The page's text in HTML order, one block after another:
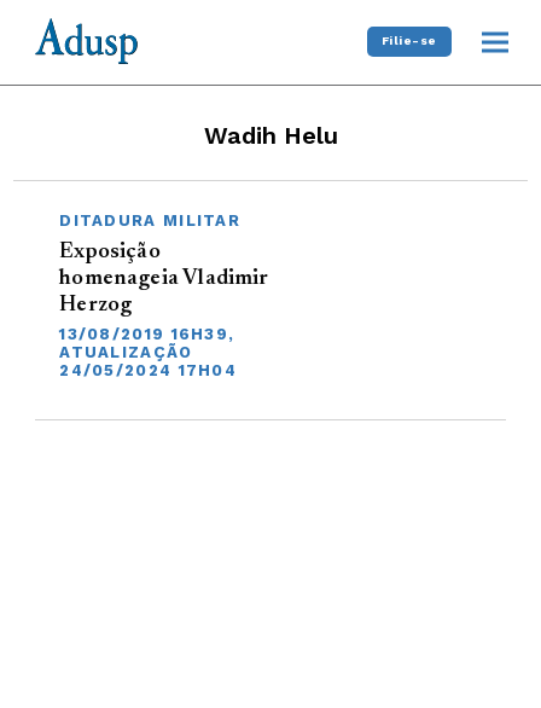
Filie-se
Wadih Helu
DITADURA MILITAR
Exposição
homenageia Vladimir
Herzog
13/08/2019 16H39,
ATUALIZAÇÃO
24/05/2024 17H04